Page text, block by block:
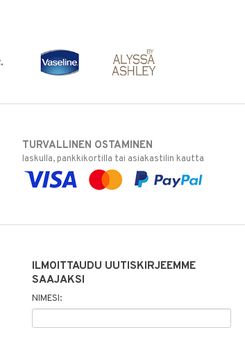
TURVALLINEN OSTAMINEN
laskulla, pankkikortilla tai asiakastilin kautta
ILMOITTAUDU UUTISKIRJEEMME
SAAJAKSI
NIMESI: